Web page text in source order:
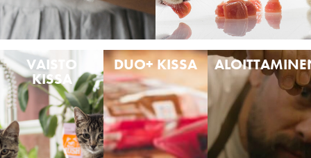
VAISTO
KISSA
DUO+ KISSA